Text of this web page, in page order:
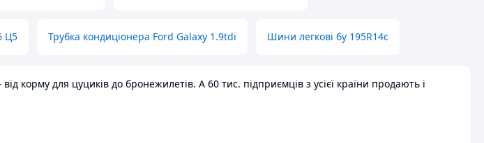
Ц5 Трубка кондиціонера Ford Galaxy 1.9tdi Шини легкові бу 195R14c
корму для цуциків до бронежилетів. А 60 тис. підприємців з усієї країни продають і